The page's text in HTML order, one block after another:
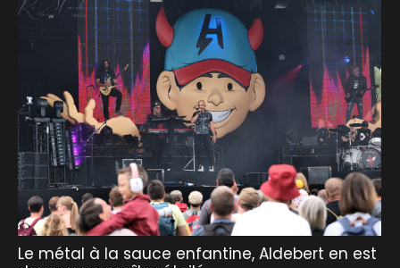
Le métal à la sauce enfantine, Aldebert en est